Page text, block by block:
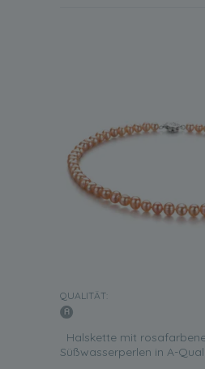
QUALITÄT:
Halskette mit
Süßwasserperlen in A-